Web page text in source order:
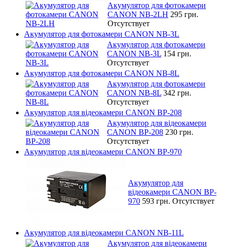
Акумулятор для фотокамери
CANON NB-2LH 295 грн.
Отсутствует
Акумулятор для фотокамери CANON NB-3L
Акумулятор для фотокамери
CANON NB-3L 154 грн.
Отсутствует
Акумулятор для фотокамери CANON NB-8L
Акумулятор для фотокамери
CANON NB-8L 342 грн.
Отсутствует
Акумулятор для відеокамери CANON BP-208
Акумулятор для відеокамери
CANON BP-208 230 грн.
Отсутствует
Акумулятор для відеокамери CANON BP-970
Акумулятор для
відеокамери CANON BP-
970 593 грн. Отсутствует
Акумулятор для відеокамери CANON NB-11L
Акумулятор для відеокамери